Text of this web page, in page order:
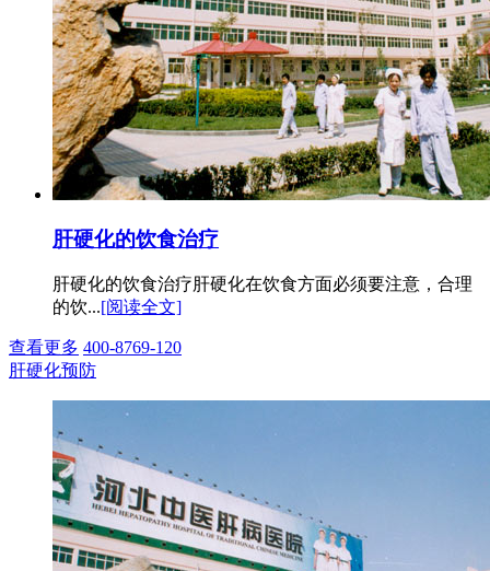
肝硬化的饮食治疗
肝硬化的饮食治疗肝硬化在饮食方面必须要注意，合理
的饮...[阅读全文]
查看更多 400-8769-120
肝硬化预防